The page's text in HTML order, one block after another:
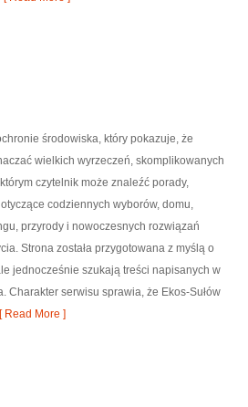
środowiska, który pokazuje, że
wielkich wyrzeczeń, skomplikowanych
czytelnik może znaleźć porady,
codziennych wyborów, domu,
przyrody i nowoczesnych rozwiązań
Strona została przygotowana z myślą o
jednocześnie szukają treści napisanych w
Charakter serwisu sprawia, że Ekos-Sułów
[ Read More ]